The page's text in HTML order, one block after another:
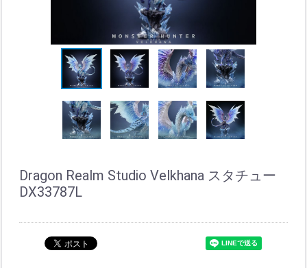
Dragon Realm Studio Velkhana スタチュー
DX33787L